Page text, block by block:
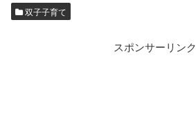
双子子育て
スポンサーリンク